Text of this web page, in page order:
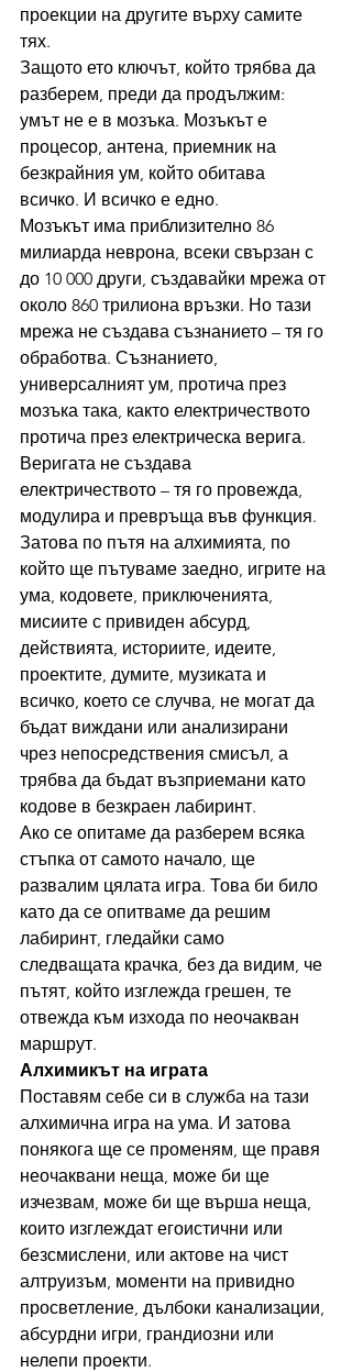
проекции на другите върху самите
тях.
Защото ето ключът, който трябва да
разберем, преди да продължим:
умът не е в мозъка. Мозъкът е
процесор, антена, приемник на
безкрайния ум, който обитава
всичко. И всичко е едно.
Мозъкът има приблизително 86
милиарда неврона, всеки свързан с
до 10 000 други, създавайки мрежа от
около 860 трилиона връзки. Но тази
мрежа не създава съзнанието – тя го
обработва. Съзнанието,
универсалният ум, протича през
мозъка така, както електричеството
протича през електрическа верига.
Веригата не създава
електричеството – тя го провежда,
модулира и превръща във функция.
Затова по пътя на алхимията, по
който ще пътуваме заедно, игрите на
ума, кодовете, приключенията,
мисиите с привиден абсурд,
действията, историите, идеите,
проектите, думите, музиката и
всичко, което се случва, не могат да
бъдат виждани или анализирани
чрез непосредствения смисъл, а
трябва да бъдат възприемани като
кодове в безкраен лабиринт.
Ако се опитаме да разберем всяка
стъпка от самото начало, ще
развалим цялата игра. Това би било
като да се опитваме да решим
лабиринт, гледайки само
следващата крачка, без да видим, че
пътят, който изглежда грешен, те
отвежда към изхода по неочакван
маршрут.
Алхимикът на играта
Поставям себе си в служба на тази
алхимична игра на ума. И затова
понякога ще се променям, ще правя
неочаквани неща, може би ще
изчезвам, може би ще върша неща,
които изглеждат егоистични или
безсмислени, или актове на чист
алтруизъм, моменти на привидно
просветление, дълбоки канализации,
абсурдни игри, грандиозни или
нелепи проекти.